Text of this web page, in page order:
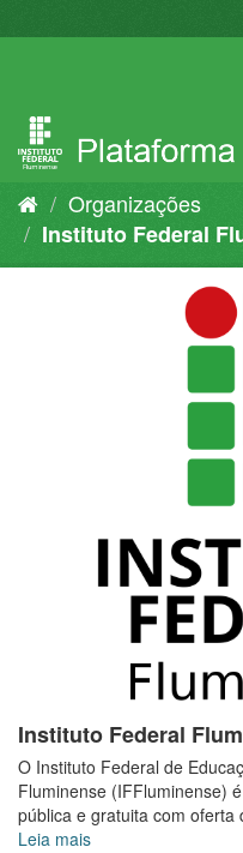
para
Organizações
Instituto Federal
Instituto Federal
O Instituto Federal de
Fluminense (IFFluminense)
pública e gratuita com oferta
Leia mais